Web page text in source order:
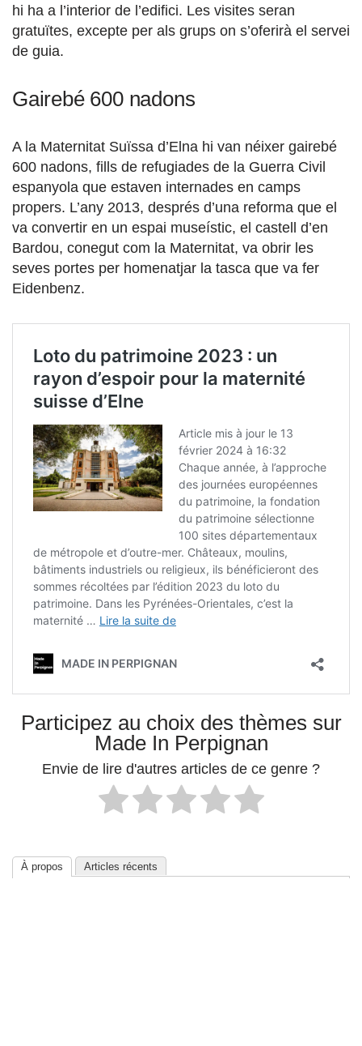
hi ha a l’interior de l’edifici. Les visites seran
gratuïtes, excepte per als grups on s’oferirà el servei
de guia.
Gairebé 600 nadons
A la Maternitat Suïssa d’Elna hi van néixer gairebé
600 nadons, fills de refugiades de la Guerra Civil
espanyola que estaven internades en camps
propers. L’any 2013, després d’una reforma que el
va convertir en un espai museístic, el castell d’en
Bardou, conegut com la Maternitat, va obrir les
seves portes per homenatjar la tasca que va fer
Eidenbenz.
Participez au choix des thèmes sur
Made In Perpignan
Envie de lire d'autres articles de ce genre ?
À propos Articles récents